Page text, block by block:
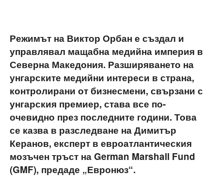
Режимът на Виктор Орбан е създал и
управлявал мащабна медийна империя в
Северна Македония. Разширяването на
унгарските медийни интереси в страна,
контролирани от бизнесмени, свързани с
унгарския премиер, става все по-
очевидно през последните години. Това
се казва в разследване на Димитър
Керанов, експерт в евроатлантическия
мозъчен тръст на German Marshall Fund
(GMF), предаде „Евронюз“.